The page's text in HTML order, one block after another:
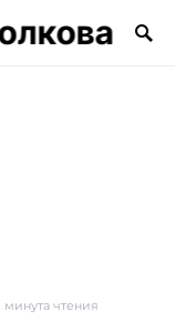
минута чтения